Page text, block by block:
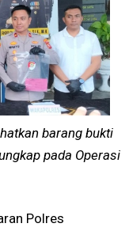
barang bukti
pada Operasi
Polres